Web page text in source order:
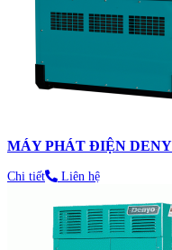
MÁY PHÁT ĐIỆN
Chi tiết Liên hệ